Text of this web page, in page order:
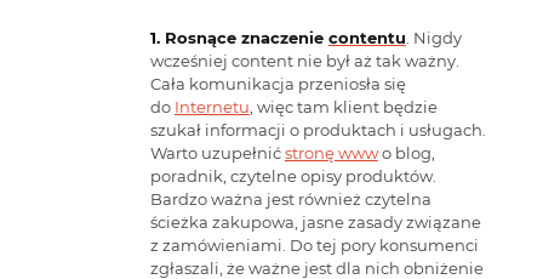
Rosnące znaczenie contentu . Nigdy
wcześniej content nie był aż tak ważny.
Cała komunikacja przeniosła się
do Internetu , więc tam klient będzie
szukał informacji o produktach i usługach.
Warto uzupełnićstronę wwwo blog,
poradnik, czytelne opisy produktów.
Bardzo ważna jest również czytelna
ścieżka zakupowa, jasne zasady związane
z zamówieniami. Do tej pory konsumenci
zgłaszali, że ważne jest dla nich obniżenie